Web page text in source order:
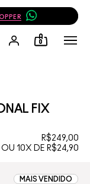
0
FIX
R$249,00
OU 10X DE R$24,90
MAIS VENDIDO